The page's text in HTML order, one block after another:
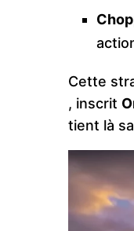
Cette
, inscrit
tient là